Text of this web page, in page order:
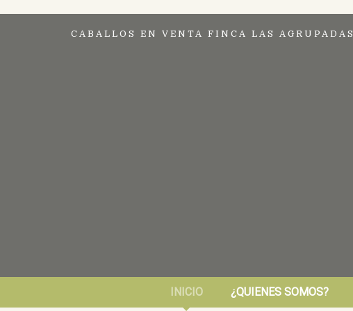
CABALLOS EN VENTA FINCA LAS AGRUPADAS
INICIO ¿QUIENES SOMOS?